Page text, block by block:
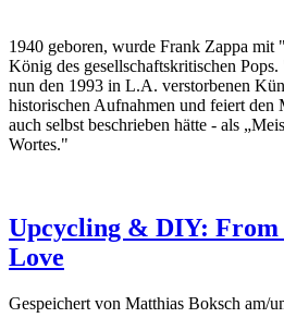
1940 geboren, wurde Frank Zappa mit
König des gesellschaftskritischen
nun den 1993 in L.A. verstorbenen
historischen Aufnahmen und feiert
auch selbst beschrieben hätte - als
Wortes."
Upcycling & DIY:
Love
Gespeichert von Matthias Boksch am/